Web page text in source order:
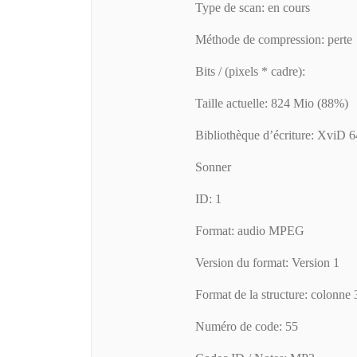
Type de scan: en cours
Méthode de compression: perte
Bits / (pixels * cadre):
Taille actuelle: 824 Mio (88%)
Bibliothèque d’écriture: XviD
Sonner
ID: 1
Format: audio MPEG
Version du format: Version 1
Format de la structure: colonne
Numéro de code: 55